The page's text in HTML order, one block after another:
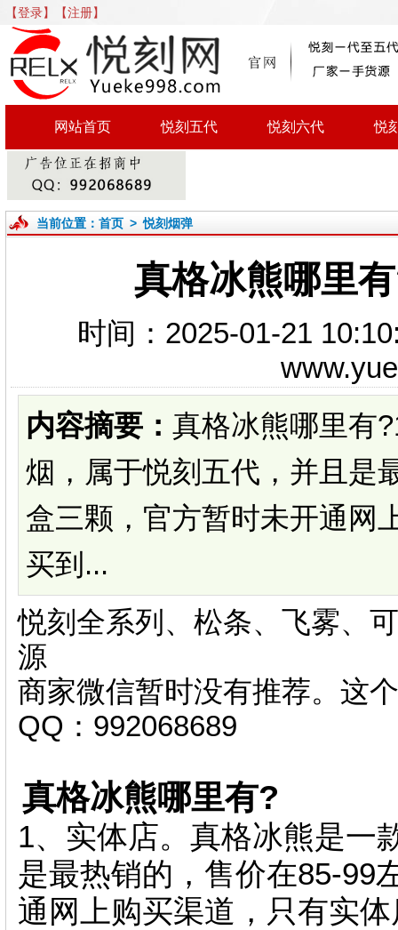
【登录】 【注册】
网站首页 悦刻五代 悦刻六代 悦
当前位置： 首页>悦刻烟弹
真格冰熊哪里
时间：2025-01-21
内容摘要： 真格冰熊哪里有
烟，属于悦刻五代 ，并且是
盒三颗，官方暂时未开通网
买到...
悦刻全系列、松条、飞雾、
源
商家微信暂时没有推荐。这
QQ：992068689
真格冰熊哪里有?
1 、实体店。真格冰熊是
是最热销的，售价在85-99
通网上购买渠道 ，只有实